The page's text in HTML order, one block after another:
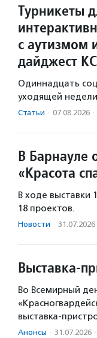
Турникеты
с аутизмом
дайджест
Одиннадцать
уходящей
Статьи · 07.08.2026 ·
В Барнауле
«Красота
В ходе выставки
18 проектов.
Новости · 31.07.2026
Выставка-
Во Всемирный
выставка-
Анонсы · 31.07.2026 ·